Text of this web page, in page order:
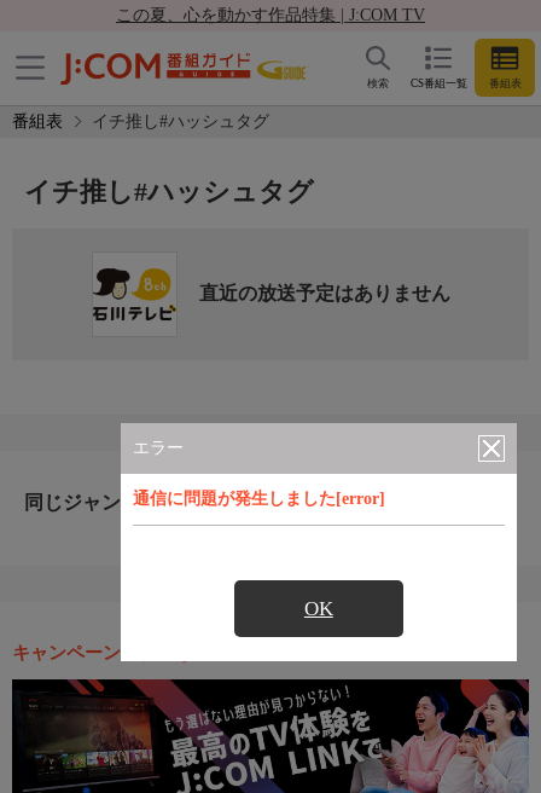
この夏、心を動かす作品特集 | J:COM TV
CS番組一覧 番組表
検索
番組表 イチ推し#ハッシュタグ
エラー
通信に問題が発生しました[error]
OK
イチ推し#ハッシュタグ
直近の放送予定はありません
同じジャンルのおすすめ番組
キャンペーン・お得な情報